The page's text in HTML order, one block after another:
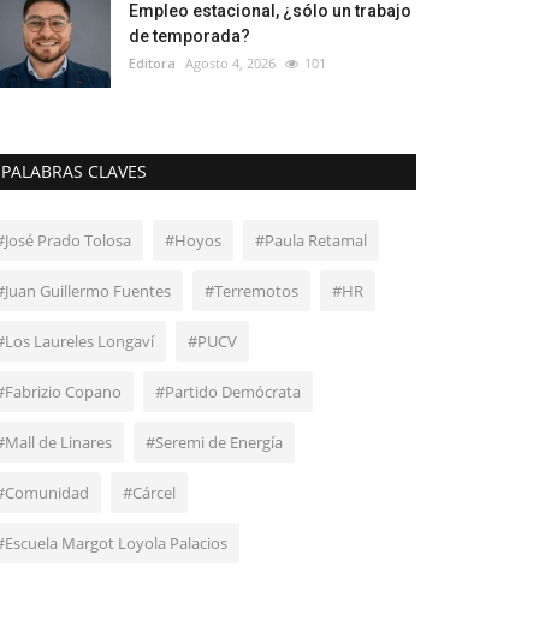
Empleo estacional, ¿sólo un trabajo
de temporada?
Editora Agosto 4, 2026 101
PALABRAS CLAVES
Prado Tolosa #Hoyos #Paula Retamal
Guillermo Fuentes #Terremotos #HR
Laureles Longaví #PUCV
Copano #Partido Demócrata
de Linares #Seremi de Energía
#Cárcel
Margot Loyola Palacios